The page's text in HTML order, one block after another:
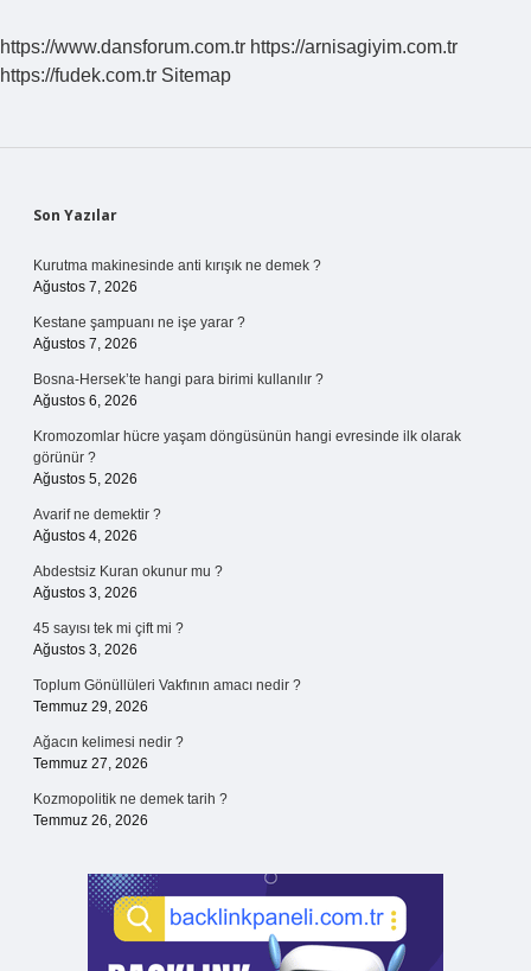
https://www.dansforum.com.tr https://arnisagiyim.com.tr
https://fudek.com.tr Sitemap
Sidebar
Son Yazılar
Kurutma makinesinde anti kırışık ne demek ?
Ağustos 7, 2026
Kestane şampuanı ne işe yarar ?
Ağustos 7, 2026
Bosna-Hersek’te hangi para birimi kullanılır ?
Ağustos 6, 2026
Kromozomlar hücre yaşam döngüsünün hangi evresinde ilk olarak
görünür ?
Ağustos 5, 2026
Avarif ne demektir ?
Ağustos 4, 2026
Abdestsiz Kuran okunur mu ?
Ağustos 3, 2026
45 sayısı tek mi çift mi ?
Ağustos 3, 2026
Toplum Gönüllüleri Vakfının amacı nedir ?
Temmuz 29, 2026
Ağacın kelimesi nedir ?
Temmuz 27, 2026
Kozmopolitik ne demek tarih ?
Temmuz 26, 2026